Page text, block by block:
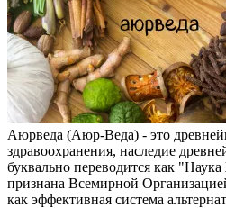
Аюрведа (Аюр-Веда) - это
здравоохранения, наследие
буквально переводится как
признана Всемирной
как эффективная система